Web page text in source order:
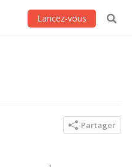
Lancez-vous
Partager